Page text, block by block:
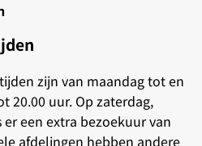
zijn van maandag tot en
20.00 uur. Op zaterdag,
een extra bezoekuur van
afdelingen hebben andere